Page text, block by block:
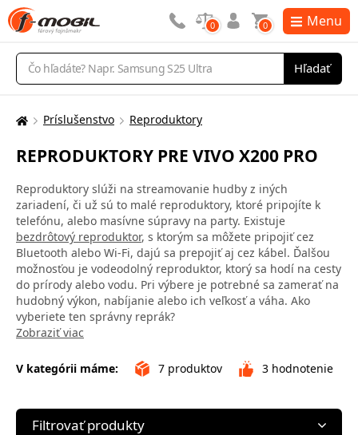
Vyhľadávanie
Hľadať
0 0 Menu
Tu
nachádzate:
Príslušenstvo Reproduktory
REPRODUKTORY PRE VIVO X200 PRO
Reproduktory slúži na streamovanie hudby z iných
zariadení, či už sú to malé reproduktory, ktoré pripojíte k
telefónu, alebo masívne súpravy na party. Existuje
bezdrôtový reproduktor, s ktorým sa môžete pripojiť cez
Bluetooth alebo Wi-Fi, dajú sa prepojiť aj cez kábel. Ďalšou
možnosťou je vodeodolný reproduktor, ktorý sa hodí na cesty
do prírody alebo vodu. Pri výbere je potrebné sa zamerať na
hudobný výkon, nabíjanie alebo ich veľkosť a váha. Ako
vyberiete ten správny reprák?
Zobraziť viac
V kategórii máme: 7 produktov 3 hodnotenie
Filtrovať produkty